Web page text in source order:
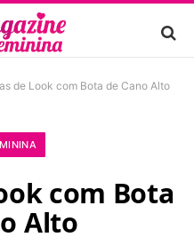
de Look com Bota de Cano Alto
com Bota
Alto